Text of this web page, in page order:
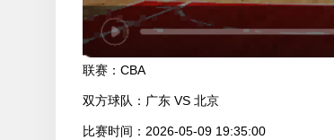
联赛： CBA
双方球队： 广东 VS 北京
比赛时间： 2026-05-09 19:35:00